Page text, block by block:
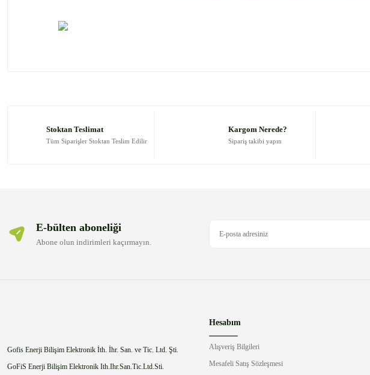
Ürün bilgilerinde hatalar bulunuyor.
Stoktan Teslimat
Tüm Siparişler Stoktan Teslim Edilir
Kargom Nerede?
Sipariş takibi yapın
E-bülten aboneliği
Abone olun indirimleri kaçırmayın.
Gofis Enerji Bilişim Elektronik İth. İhr. San. ve Tic. Ltd. Şti.
GoFiS Enerji Bilişim Elektronik Ith.Ihr.San.Tic.Ltd.Sti.
Hesabım
Alışveriş Bilgileri
Mesafeli Satış Sözleşmesi